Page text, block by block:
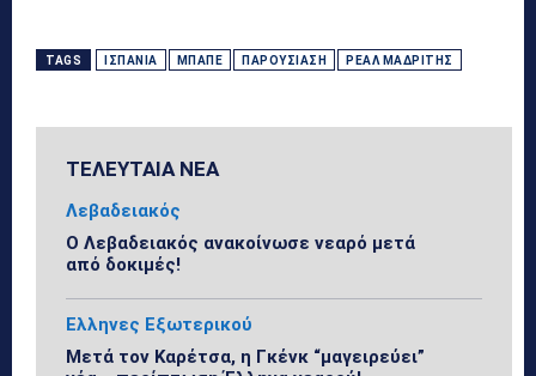
TAGS ΙΣΠΑΝΊΑ ΜΠΑΠΈ ΠΑΡΟΥΣΊΑΣΗ ΡΕΆΛ ΜΑΔΡΊΤΗΣ
ΤΕΛΕΥΤΑΙΑ ΝΕΑ
Λεβαδειακός
Ο Λεβαδειακός ανακοίνωσε νεαρό μετά
από δοκιμές!
Ελληνες Εξωτερικού
Μετά τον Καρέτσα, η Γκένκ “μαγειρεύει”